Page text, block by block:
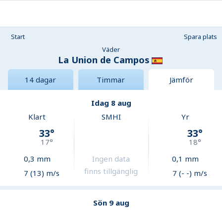
Start
Spara plats
Väder
La Union de Campos
14 dagar Timmar Jämför
Idag 8 aug
Klart
33°
17°
0,3 mm
7 (13) m/s
SMHI
Ingen data
finns tillgänglig
Yr
33°
18°
0,1 mm
7 (- -) m/s
Sön 9 aug